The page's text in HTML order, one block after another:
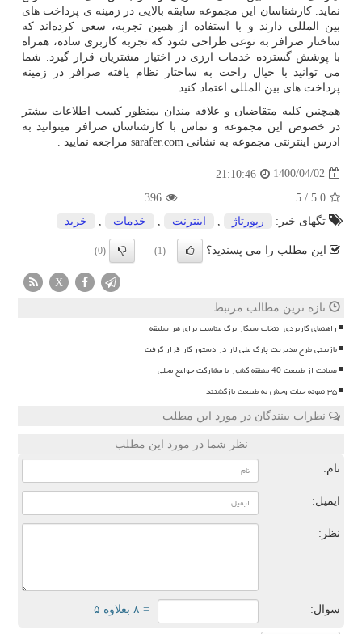
نماید. کارشناسان این مجموعه سابقه بالایی در زمینه ی پرداخت های
بین المللی دارند و با استفاده از همین تجربه، سعی کرده‌اند که
ساختار صرافر به نوعی طراحی شود که تجربه کاربری ساده، همراه
با پوشش گسترده خدمات ارزی در اختیار مشتریان قرار گیرد. شما
می توانید با خیال راحت به ساختار نظام یافته صرافر در زمینه
پرداخت های بین المللی اعتماد کنید.
همچنین کلیه متقاضیان و علاقه مندان بمنظور کسب اطلاعات بیشتر
در خصوص این مجموعه و تماس با کارشناسان صرافر میتوانید به
ادرس اینترنتی مجموعه به نشانی sarafer.com مراجعه نمایید .
1400/04/02
21:10:46
5.0
/
5
396
تگهای خبر:
رپورتاژ اینترنت خدمات خرید
این مطلب را می پسندید؟ (1)
(0)
X
تازه ترین مطالب مرتبط
راهنمای کاربردی انتخاب سیگار برگ مناسب برای هر سلیقه
بازبینی طرح مدیریت پارک ملی لار در دستور کار قرار گرفت
صیانت از طبیعت 40 منطقه کشور با مشارکت جوامع محلی
۳۵ نمونه حیات وحش به طبیعت بازگشتند
نظرات بینندگان در مورد این مطلب
نظر شما در مورد این مطلب
نام:
ایمیل:
نظر:
سوال: = ۸ بعلاوه ۵